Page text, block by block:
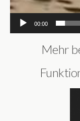
00:00
Mehr